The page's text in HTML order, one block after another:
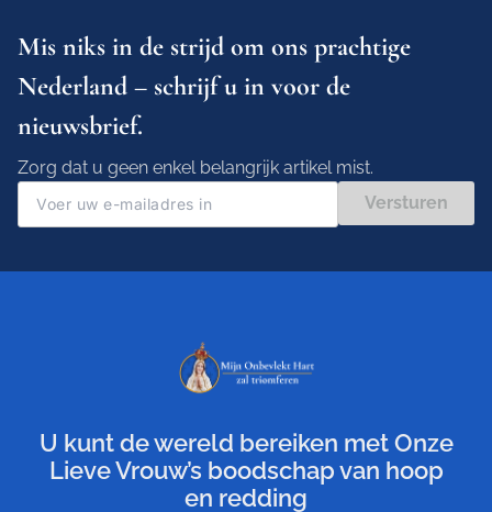
Mis niks in de strijd om ons prachtige
Nederland – schrijf u in voor de
nieuwsbrief.
Zorg dat u geen enkel belangrijk artikel mist.
Versturen
U kunt de wereld bereiken met Onze
Lieve Vrouw’s boodschap van hoop
en redding